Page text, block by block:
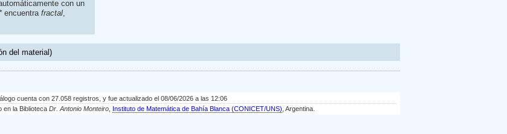
con un
encuentra fractal,
del material)
cuenta con 27.058 registros, y fue actualizado el 08/06/2026 a las 12:06
en la Biblioteca Dr. Antonio Monteiro Instituto de Matemática de Bahía Blanca (CONICET/UNS) , Argentina.